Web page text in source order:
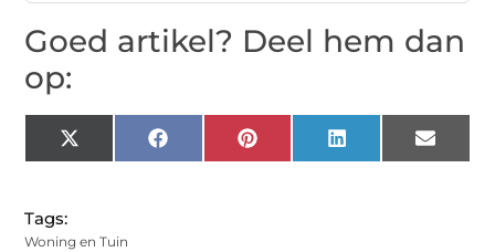
Goed artikel? Deel hem dan
op:
X
(Twitter)
Facebook Pinterest LinkedIn Email
Tags:
Woning en Tuin